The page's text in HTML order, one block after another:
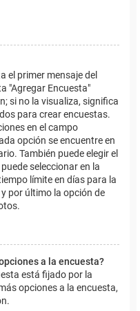
el primer mensaje del
"Agregar Encuesta"
si no la visualiza, significa
para crear encuestas.
en el campo
opción se encuentre en
También puede elegir el
seleccionar en la
límite en días para la
por último la opción de
a la encuesta?
está fijado por la
opciones a la encuesta,